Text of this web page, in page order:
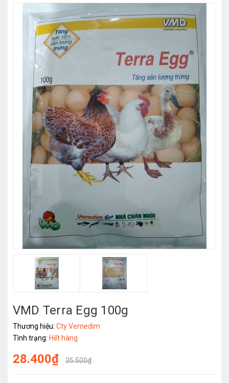
VMD Terra Egg 100g
Thương hiệu: Cty Vemedim
Tình trạng: Hết hàng
28.400₫ 35.500₫